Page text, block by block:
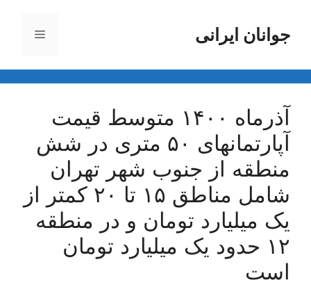
محتواجوانان ایرانی فهرست
آذرماه ۱۴۰۰ متوسط قیمت
آپارتمانهای ۵۰ متری در شش
منطقه از جنوب شهر تهران
شامل مناطق ۱۵ تا ۲۰ کمتر از
یک میلیارد تومان و در منطقه
۱۲ حدود یک میلیارد تومان
است